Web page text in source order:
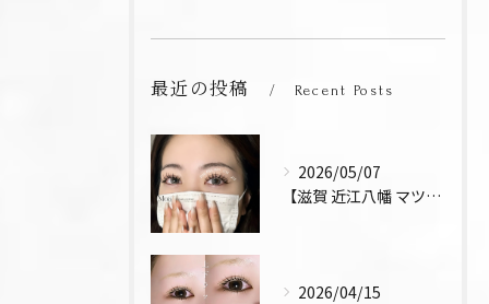
最近の投稿 Recent Posts
2026/05/07
【滋賀 近江八幡 マツエク デザインキープラッシュ 束感 お...
2026/04/15